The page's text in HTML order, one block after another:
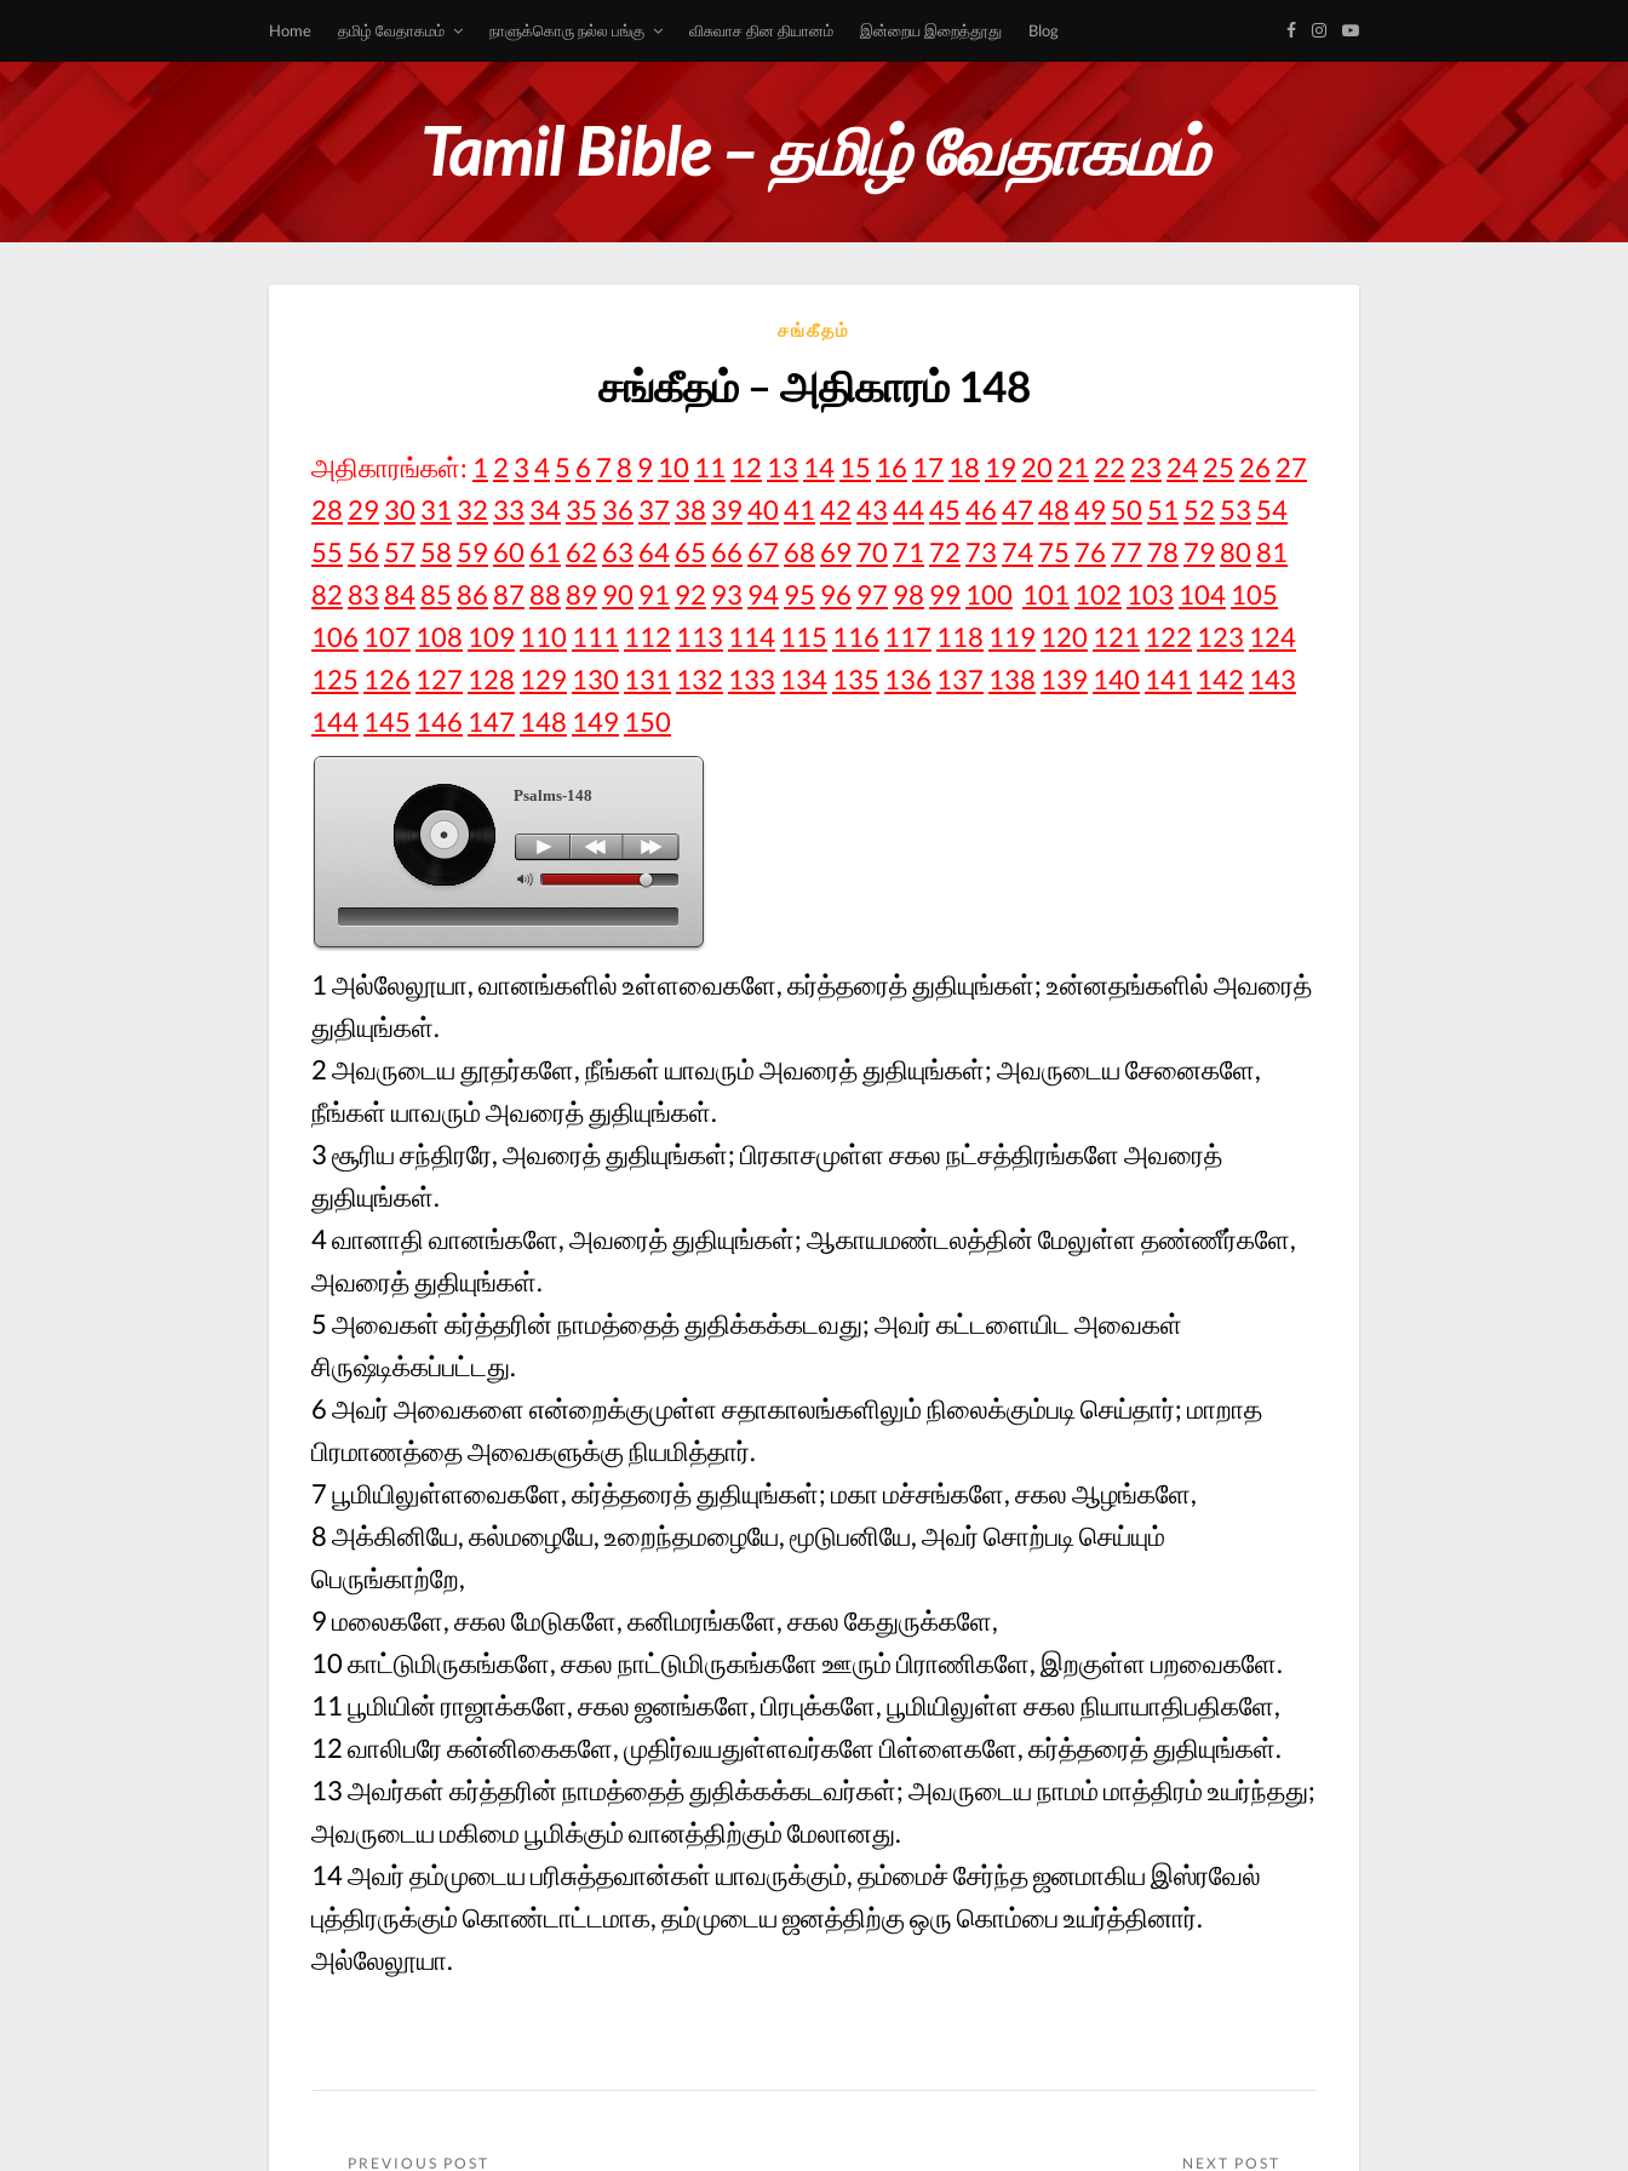
Home தமிழ் வேதாகமம் நாளுக்கொரு நல்ல பங்கு விசுவாச தின தியானம் இன்றைய இறைத்தூது Blog
Tamil Bible – தமிழ் வேதாகமம்
சங்கீதம்
சங்கீதம் – அதிகாரம் 148
அதிகாரங்கள்: 1 2 345 6 7 8 9 10 11 12 13 14 15 16 17 18 19 20 21 22 23 2425 26 27
28 29 30 31 32 33 3435 36 37 38 3940414243444546474849 50 51 52 53 54
55 56 57 58 59 60 61 62 63 6465 66 67 68 69 70 71 72 73 7475 76 77 78 79 80 81
82 83 8485 86 87 88 89 90 91 92 93 9495 96 97 98 99 100 101 102 103 104 105
106 107 108 109 110 111 112 113 114 115 116 117 118 119 120 121 122 123 124
125 126 127 128 129 130 131 132 133 134 135 136 137 138 139 140 141 142 143
144 145 146 147 148 149 150
Psalms-148
1 அல்லேலூயா, வானங்களில் உள்ளவைகளே, கர்த்தரைத் துதியுங்கள்; உன்னதங்களில் அவரைத்
துதியுங்கள்.
2 அவருடைய தூதர்களே, நீங்கள் யாவரும் அவரைத் துதியுங்கள்; அவருடைய சேனைகளே,
நீங்கள் யாவரும் அவரைத் துதியுங்கள்.
3 சூரிய சந்திரரே, அவரைத் துதியுங்கள்; பிரகாசமுள்ள சகல நட்சத்திரங்களே அவரைத்
துதியுங்கள்.
4 வானாதி வானங்களே, அவரைத் துதியுங்கள்; ஆகாயமண்டலத்தின் மேலுள்ள தண்ணீர்களே,
அவரைத் துதியுங்கள்.
5 அவைகள் கர்த்தரின் நாமத்தைத் துதிக்கக்கடவது; அவர் கட்டளையிட அவைகள்
சிருஷ்டிக்கப்பட்டது.
6 அவர் அவைகளை என்றைக்குமுள்ள சதாகாலங்களிலும் நிலைக்கும்படி செய்தார்; மாறாத
பிரமாணத்தை அவைகளுக்கு நியமித்தார்.
7 பூமியிலுள்ளவைகளே, கர்த்தரைத் துதியுங்கள்; மகா மச்சங்களே, சகல ஆழங்களே,
8 அக்கினியே, கல்மழையே, உறைந்தமழையே, மூடுபனியே, அவர் சொற்படி செய்யும்
பெருங்காற்றே,
9 மலைகளே, சகல மேடுகளே, கனிமரங்களே, சகல கேதுருக்களே,
10 காட்டுமிருகங்களே, சகல நாட்டுமிருகங்களே ஊரும் பிராணிகளே, இறகுள்ள பறவைகளே.
11 பூமியின் ராஜாக்களே, சகல ஜனங்களே, பிரபுக்களே, பூமியிலுள்ள சகல நியாயாதிபதிகளே,
12 வாலிபரே கன்னிகைகளே, முதிர்வயதுள்ளவர்களே பிள்ளைகளே, கர்த்தரைத் துதியுங்கள்.
13 அவர்கள் கர்த்தரின் நாமத்தைத் துதிக்கக்கடவர்கள்; அவருடைய நாமம் மாத்திரம் உயர்ந்தது;
அவருடைய மகிமை பூமிக்கும் வானத்திற்கும் மேலானது.
14 அவர் தம்முடைய பரிசுத்தவான்கள் யாவருக்கும், தம்மைச் சேர்ந்த ஜனமாகிய இஸ்ரவேல்
புத்திரருக்கும் கொண்டாட்டமாக, தம்முடைய ஜனத்திற்கு ஒரு கொம்பை உயர்த்தினார்.
அல்லேலூயா.